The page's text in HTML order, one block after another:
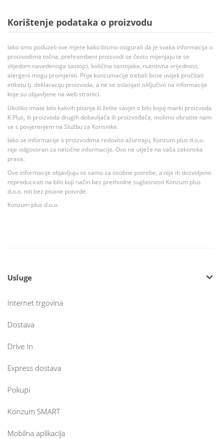
Korištenje podataka o proizvodu
Iako smo poduzeli sve mjere kako bismo osigurali da je svaka informacija o
proizvodima točna, prehrambeni proizvodi se često mijenjaju te se
slijedom navedenoga sastojci, količina sastojaka, nutritivna vrijednost,
alergeni mogu promjeniti. Prije konzumacije trebali biste uvijek pročitati
etiketu tj. deklaraciju proizvoda, a ne se oslanjati isključivo na informacije
koje su objavljene na web stranici.
Ukoliko imate bilo kakvih pitanja ili želite savjet o bilo kojoj marki proizvoda
K Plus, ili proizvoda drugih dobavljača ili proizvođača, molimo obratite nam
se s povjerenjem na Službu za Korisnike.
Iako se informacije o proizvodima redovito ažuriraju, Konzum plus d.o.o.
nije odgovoran za netočne informacije. Ovo ne utječe na vaša zakonska
prava.
Ove informacije objavljuju se samo za osobne potrebe, a nije ih dozvoljeno
reproducirati na bilo koji način bez prethodne suglasnosti Konzum plus
d.o.o. niti bez pisane potvrde.
Konzum plus d.o.o.
Usluge
Internet trgovina
Dostava
Drive In
Express dostava
Pokupi
Konzum SMART
Mobilna aplikacija